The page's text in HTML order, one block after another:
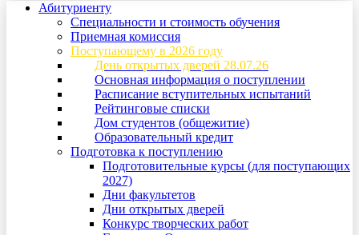
Абитуриенту
Специальности и стоимость обучения
Приемная комиссия
Поступающему в 2026 году
День открытых дверей 28.07.26
Основная информация о поступлении
Расписание вступительных испытаний
Рейтинговые списки
Дом студентов (общежитие)
Образовательный кредит
Подготовка к поступлению
Подготовительные курсы (для поступающих
2027)
Дни факультетов
Дни открытых дверей
Конкурс творческих работ